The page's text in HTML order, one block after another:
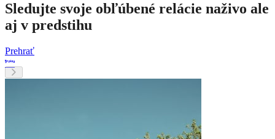
Sledujte svoje obľúbené relácie naživo ale
aj v predstihu
Prehrať